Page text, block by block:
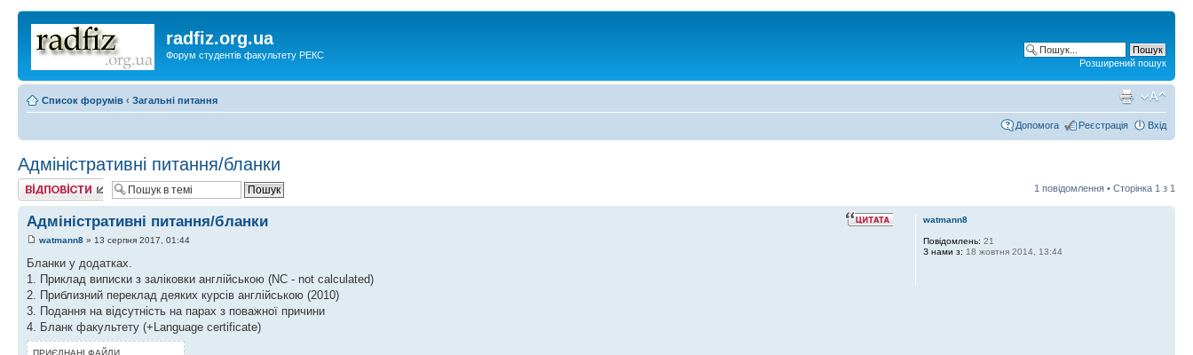
radfiz.org.ua
Форум студентів факультету РЕКС
Розширений пошук
Список форумів ‹ Загальні питання
Допомога Реєстрація Вхід
Адміністративні питання/бланки
Відповісти 1 повідомлення • Сторінка 1 з 1
Адміністративні питання/бланки
watmann8 » 13 серпня 2017, 01:44
Бланки у додатках.
1. Приклад виписки з заліковки англійською (NC - not calculated)
2. Приблизний переклад деяких курсів англійською (2010)
3. Подання на відсутність на парах з поважної причини
4. Бланк факультету (+Language certificate)
ПРИЄДНАНІ ФАЙЛИ
watmann8
Повідомлень: 21
З нами з: 18 жовтня 2014, 13:44